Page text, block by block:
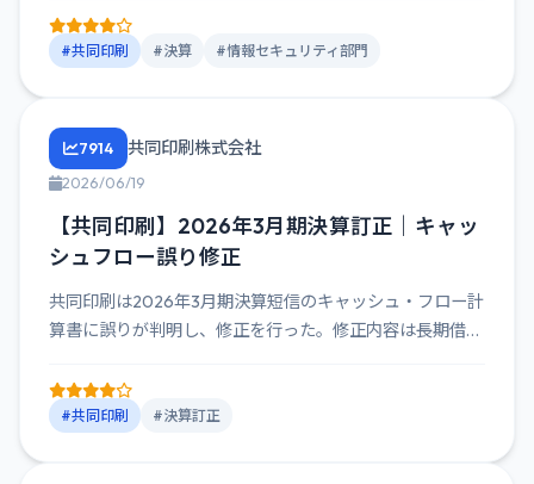
#共同印刷 #決算 #情報セキュリティ部門
7914 共同印刷株式会社
2026/06/19
【共同印刷】2026年3月期決算訂正｜キャッ
シュフロー誤り修正
共同印刷は2026年3月期決算短信のキャッシュ・フロー計
算書に誤りが判明し、修正を行った。修正内容は長期借入
#共同印刷 #決算訂正